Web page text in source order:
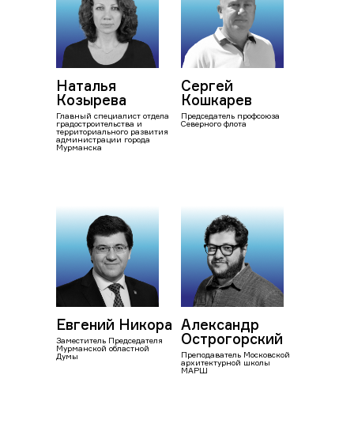
Наталья
Козырева
Главный специалист отдела
градостроительства и
территориального развития
администрации города
Мурманска
Сергей
Кошкарев
Председатель профсоюза
Северного флота
Евгений Никора
Заместитель Председателя
Мурманской областной
Думы
Александр
Острогорский
Преподаватель Московской
архитектурной школы
МАРШ